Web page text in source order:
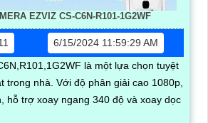
EZVIZ CS-C6N-R101-1G2WF
6/15/2024 11:59:29 AM
là một lựa chọn tuyệt
giải cao 1080p,
hỗ trợ xoay ngang 340 độ và xoay dọc